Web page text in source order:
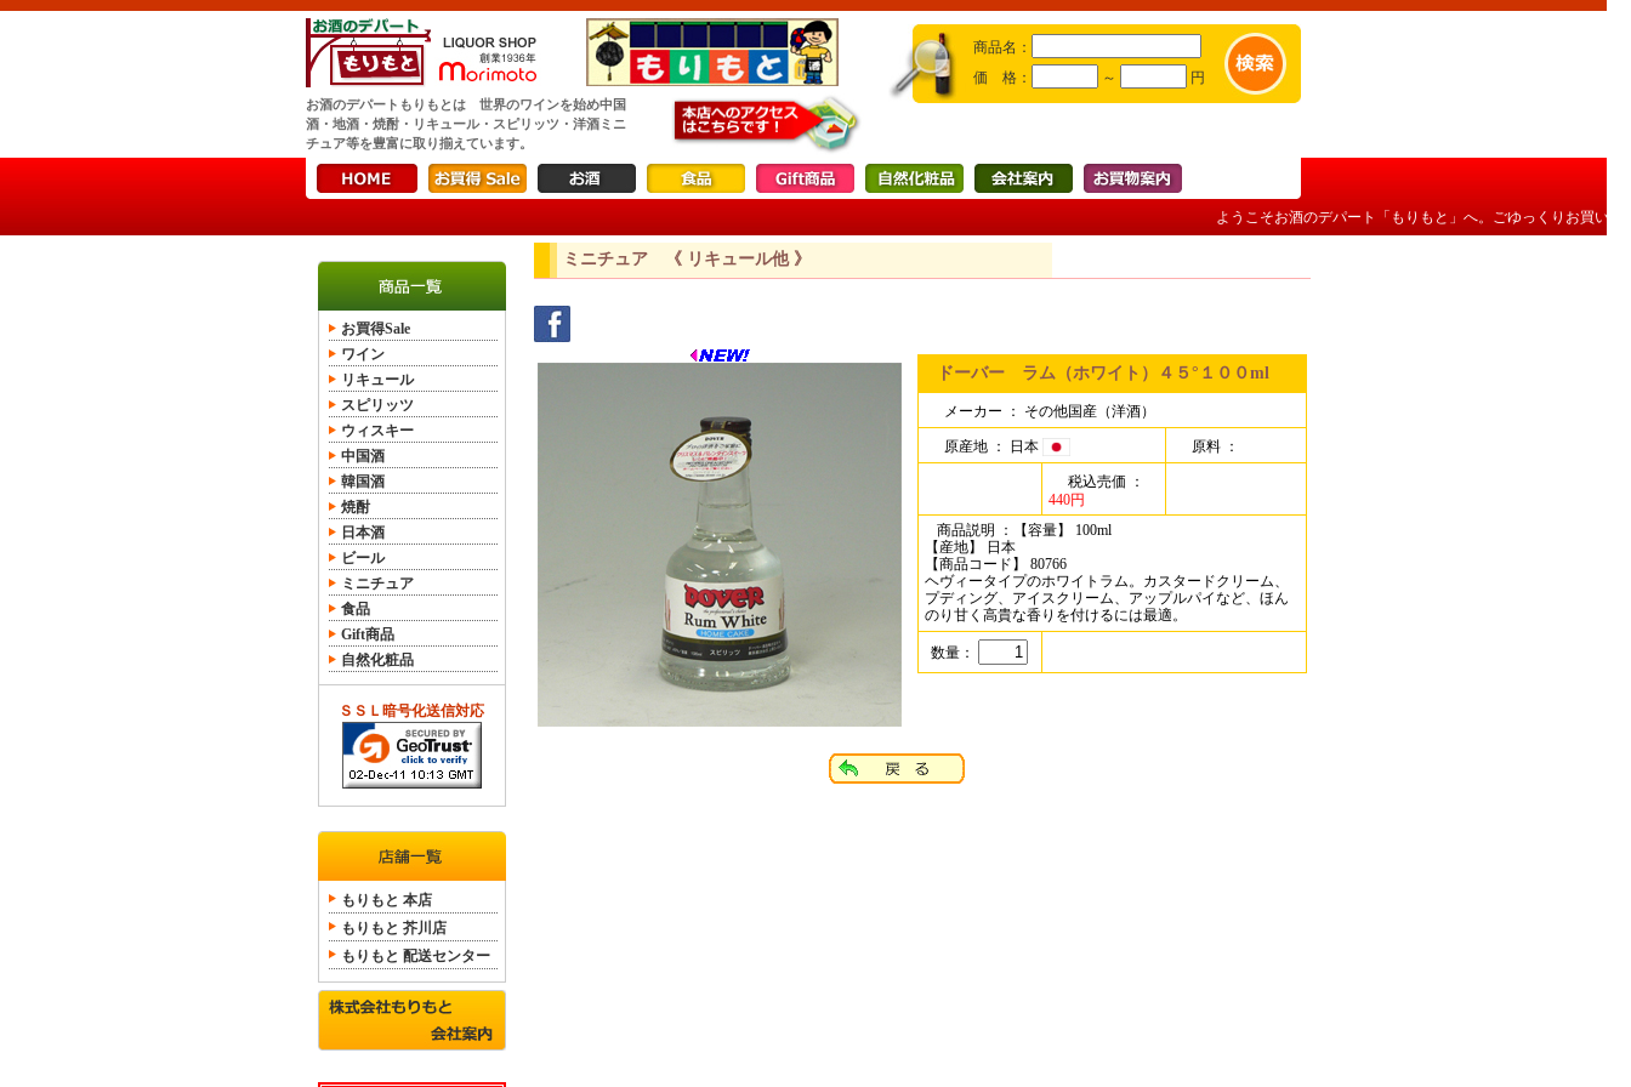
お酒のデパートもりもとは 世界のワインを始め中国
酒・地酒・焼酎・リキュール・スピリッツ・洋酒ミニ
チュア等を豊富に取り揃えています。
商品名：
価 格：
～ 円
ようこそお酒のデパート「もりもと」へ。ごゆっくりお買い物を
お買得Sale
ワイン
リキュール
スピリッツ
ウィスキー
中国酒
韓国酒
焼酎
日本酒
ビール
ミニチュア
食品
Gift商品
自然化粧品
ＳＳＬ暗号化送信対応
もりもと 本店
もりもと 芥川店
もりもと 配送センター
ミニチュア 《 リキュール他 》
ドーバー ラム（ホワイト）４５°１００ml
メーカー ： その他国産（洋酒）
原産地 ： 日本 原料 ：
税込売価 ：
440円
商品説明 ：
【容量】 100ml
【産地】 日本
【商品コード】 80766
ヘヴィータイプのホワイトラム。カスタードクリーム、
プディング、アイスクリーム、アップルパイなど、ほん
のり甘く高貴な香りを付けるには最適。
数量：